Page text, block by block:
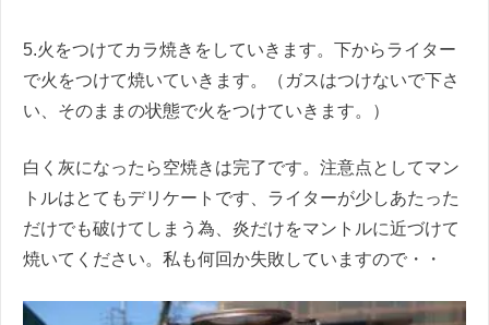
5.火をつけてカラ焼きをしていきます。下からライター
で火をつけて焼いていきます。（ガスはつけないで下さ
い、そのままの状態で火をつけていきます。）
白く灰になったら空焼きは完了です。注意点としてマン
トルはとてもデリケートです、ライターが少しあたった
だけでも破けてしまう為、炎だけをマントルに近づけて
焼いてください。私も何回か失敗していますので・・